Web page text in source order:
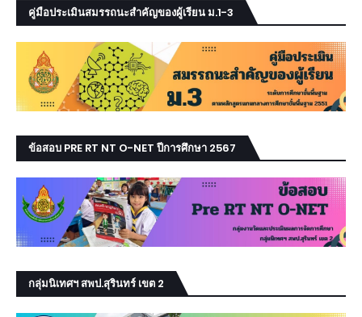
คู่มือประเมินสมรรถนะสำคัญของผู้เรียน ม.1-3
ข้อสอบ PRE RT NT O-NET ปีการศึกษา 2567
กลุ่มนิเทศฯ สพป.สุรินทร์ เขต 2